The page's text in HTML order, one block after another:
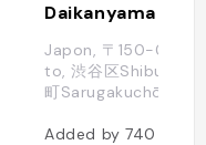
Daikanyama T
Japon, 〒150-0033
to, 渋谷区Shibuya-
町Sarugakuchō,
Added by740